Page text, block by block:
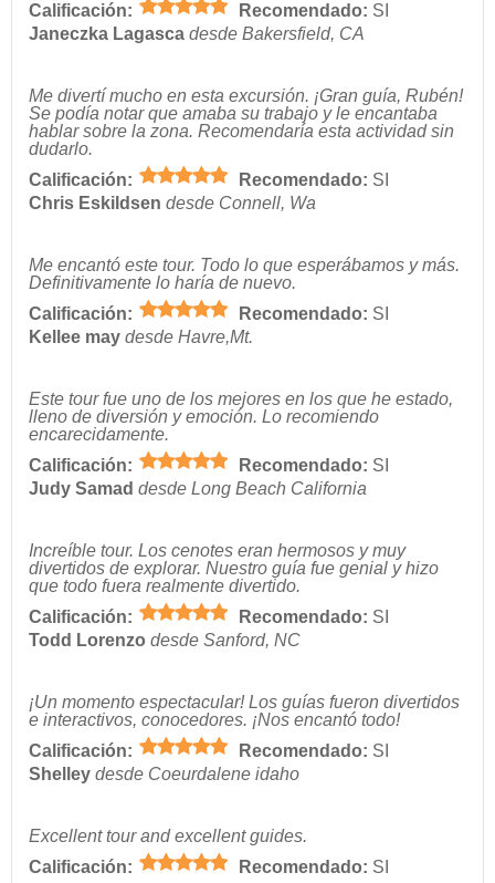
Calificación:
Recomendado: SI
Janeczka Lagasca desde Bakersfield, CA
Me divertí mucho en esta excursión. ¡Gran guía, Rubén!
Se podía notar que amaba su trabajo y le encantaba
hablar sobre la zona. Recomendaría esta actividad sin
dudarlo.
Calificación:
Recomendado: SI
Chris Eskildsen desde Connell, Wa
Me encantó este tour. Todo lo que esperábamos y más.
Definitivamente lo haría de nuevo.
Calificación:
Recomendado: SI
Kellee may desde Havre,Mt.
Este tour fue uno de los mejores en los que he estado,
lleno de diversión y emoción. Lo recomiendo
encarecidamente.
Calificación:
Recomendado: SI
Judy Samad desde Long Beach California
Increíble tour. Los cenotes eran hermosos y muy
divertidos de explorar. Nuestro guía fue genial y hizo
que todo fuera realmente divertido.
Calificación:
Recomendado: SI
Todd Lorenzo desde Sanford, NC
¡Un momento espectacular! Los guías fueron divertidos
e interactivos, conocedores. ¡Nos encantó todo!
Calificación:
Recomendado: SI
Shelley desde Coeurdalene idaho
Excellent tour and excellent guides.
Calificación:
Recomendado: SI